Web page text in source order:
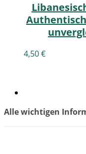
4,50€
Alle wichtigen